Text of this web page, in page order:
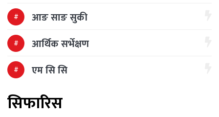
आङ साङ सुकी
आर्थिक सर्भेक्षण
एम सि सि
सिफारिस